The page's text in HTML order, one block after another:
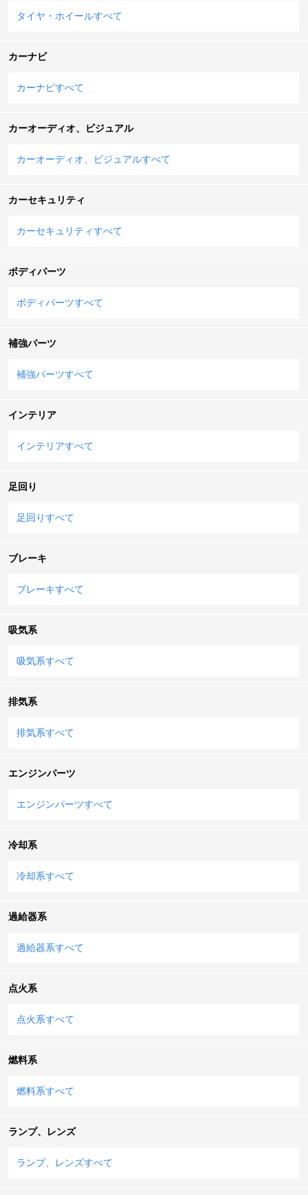
タイヤ・ホイールすべて
カーナビ
カーナビすべて
カーオーディオ、ビジュアル
カーオーディオ、ビジュアルすべて
カーセキュリティ
カーセキュリティすべて
ボディパーツ
ボディパーツすべて
補強パーツ
補強パーツすべて
インテリア
インテリアすべて
足回り
足回りすべて
ブレーキ
ブレーキすべて
吸気系
吸気系すべて
排気系
排気系すべて
エンジンパーツ
エンジンパーツすべて
冷却系
冷却系すべて
過給器系
過給器系すべて
点火系
点火系すべて
燃料系
燃料系すべて
ランプ、レンズ
ランプ、レンズすべて